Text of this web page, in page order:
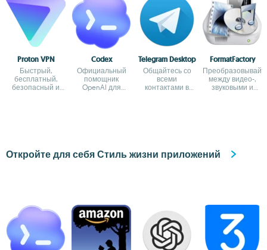
Proton VPN
Быстрый,
бесплатный,
безопасный и
Codex
Официальный
помощник
OpenAI для
Telegram Desktop
Общайтесь со
всеми
контактами в
FormatFactory
между видео-,
звуковыми и
Откройте для себя Стиль жизни приложений